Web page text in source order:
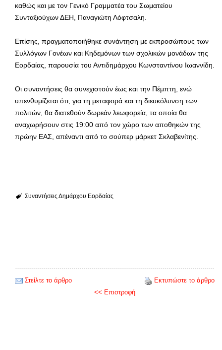
καθώς και με τον Γενικό Γραμματέα του Σωματείου
Συνταξιούχων ΔΕΗ, Παναγιώτη Λόφτσαλη.
Επίσης, πραγματοποιήθηκε συνάντηση με εκπροσώπους των
Συλλόγων Γονέων και Κηδεμόνων των σχολικών μονάδων της
Εορδαίας, παρουσία του Αντιδημάρχου Κωνσταντίνου Ιωαννίδη.
Οι συναντήσεις θα συνεχιστούν έως και την Πέμπτη, ενώ
υπενθυμίζεται ότι, για τη μεταφορά και τη διευκόλυνση των
πολιτών, θα διατεθούν δωρεάν λεωφορεία, τα οποία θα
αναχωρήσουν στις 19:00 από τον χώρο των αποθηκών της
πρώην ΕΑΣ, απέναντι από το σούπερ μάρκετ Σκλαβενίτης.
Συναντήσεις Δημάρχου Εορδαίας
Στείλτε το άρθρο
Εκτυπώστε το άρθρο
<< Επιστροφή